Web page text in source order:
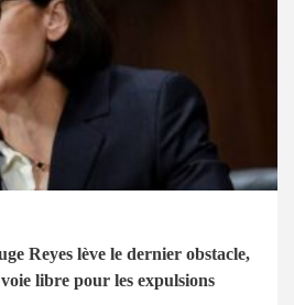
Reyes lève le dernier obstacle,
libre pour les expulsions